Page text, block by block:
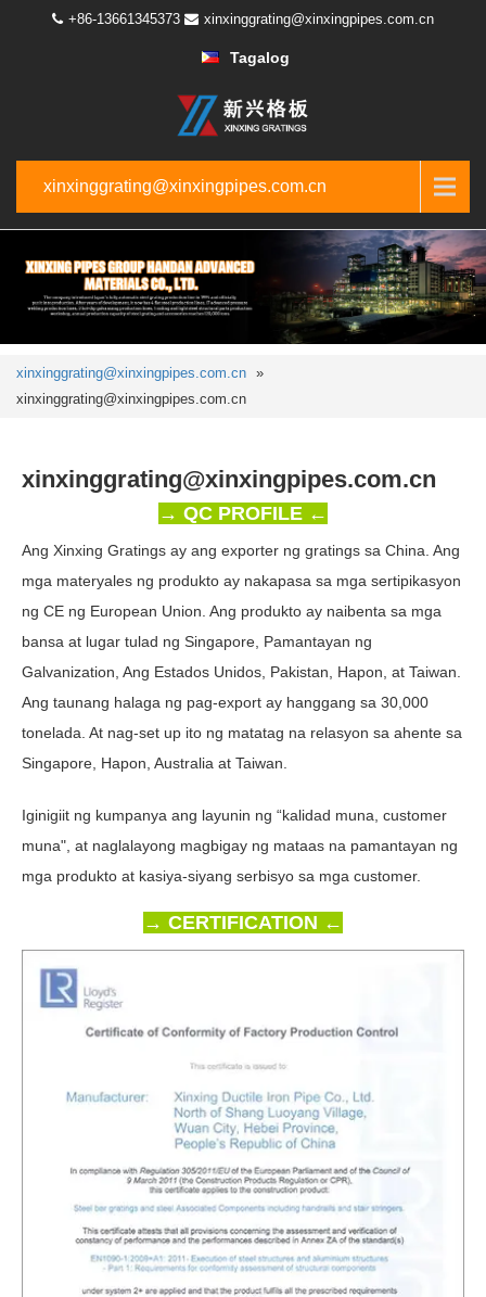
+86-13661345373 xinxinggrating@xinxingpipes.com.cn
Tagalog
xinxinggrating@xinxingpipes.com.cn
xinxinggrating@xinxingpipes.com.cn »
xinxinggrating@xinxingpipes.com.cn
xinxinggrating@xinxingpipes.com.cn
→ QC PROFILE ←
Ang Xinxing Gratings ay ang exporter ng gratings sa China. Ang
mga materyales ng produkto ay nakapasa sa mga sertipikasyon
ng CE ng European Union. Ang produkto ay naibenta sa mga
bansa at lugar tulad ng Singapore, Pamantayan ng
Galvanization, Ang Estados Unidos, Pakistan, Hapon, at Taiwan.
Ang taunang halaga ng pag-export ay hanggang sa 30,000
tonelada. At nag-set up ito ng matatag na relasyon sa ahente sa
Singapore, Hapon, Australia at Taiwan.
Iginigiit ng kumpanya ang layunin ng “kalidad muna, customer
muna", at naglalayong magbigay ng mataas na pamantayan ng
mga produkto at kasiya-siyang serbisyo sa mga customer.
→ CERTIFICATION ←